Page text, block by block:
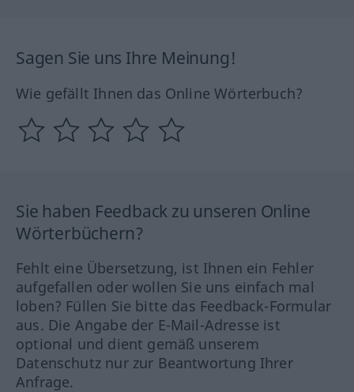
Sagen Sie uns Ihre Meinung!
Wie gefällt Ihnen das Online Wörterbuch?
Sie haben Feedback zu unseren Online
Wörterbüchern?
Fehlt eine Übersetzung, ist Ihnen ein Fehler
aufgefallen oder wollen Sie uns einfach mal
loben? Füllen Sie bitte das Feedback-Formular
aus. Die Angabe der E-Mail-Adresse ist
optional und dient gemäß unserem
Datenschutz nur zur Beantwortung Ihrer
Anfrage.